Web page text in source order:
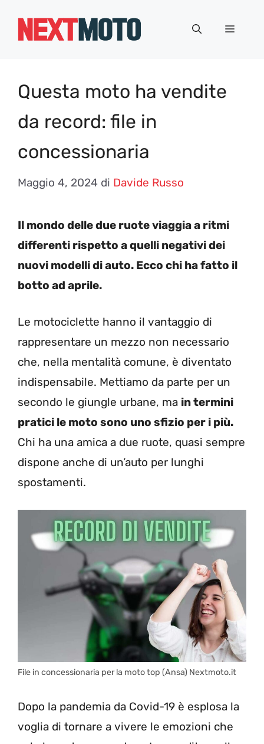
Menu
Questa moto ha vendite
da record: file in
concessionaria
Maggio 4, 2024 di Davide Russo
Il mondo delle due ruote viaggia a ritmi
differenti rispetto a quelli negativi dei
nuovi modelli di auto. Ecco chi ha fatto il
botto ad aprile.
Le motociclette hanno il vantaggio di
rappresentare un mezzo non necessario
che, nella mentalità comune, è diventato
indispensabile. Mettiamo da parte per un
secondo le giungle urbane, ma in termini
pratici le moto sono uno sfizio per i più.
Chi ha una amica a due ruote, quasi sempre
dispone anche di un’auto per lunghi
spostamenti.
File in concessionaria per la moto top (Ansa) Nextmoto.it
Dopo la pandemia da Covid-19 è esplosa la
voglia di tornare a vivere le emozioni che